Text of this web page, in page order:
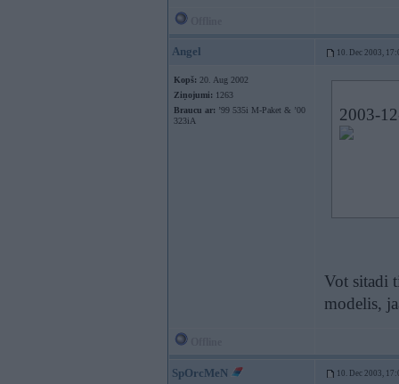
Angel 10. Dec 2003,
Kopš: 20. Aug 2002
Ziņojumi: 1263
Braucu ar: ’99 535i M-Paket & ’00
323iA
2003-
Vot sitadi
modelis,
SpOrcMeN 10. Dec 2003,